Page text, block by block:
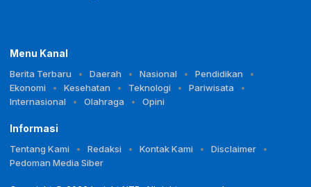
Menu Kanal
Berita Terbaru Daerah Nasional
Pendidikan
Ekonomi
Kesehatan Teknologi
Pariwisata
Internasional
Olahraga Opini
Informasi
Tentang Kami Redaksi Kontak Kami
Disclaimer
Pedoman Media Siber